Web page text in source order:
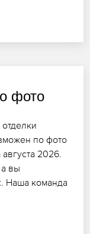
фото
по фото
2026.
вы
Наша команда